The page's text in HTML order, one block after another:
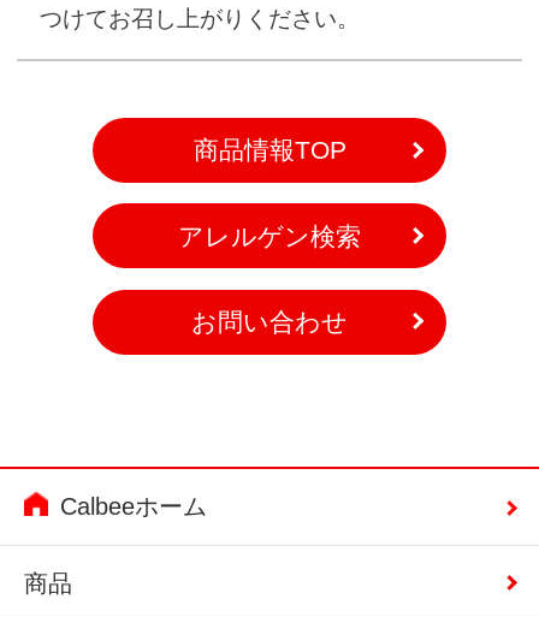
つけてお召し上がりください。
商品情報TOP
アレルゲン検索
お問い合わせ
Calbeeホーム
商品